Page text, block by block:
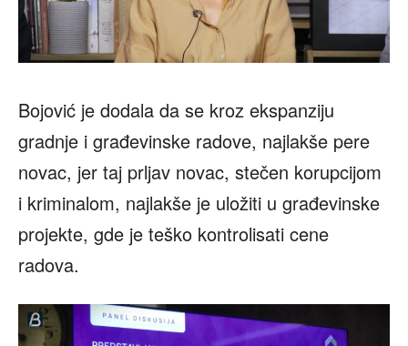
Bojović je dodala da se kroz ekspanziju
gradnje i građevinske radove, najlakše pere
novac, jer taj prljav novac, stečen korupcijom
i kriminalom, najlakše je uložiti u građevinske
projekte, gde je teško kontrolisati cene
radova.